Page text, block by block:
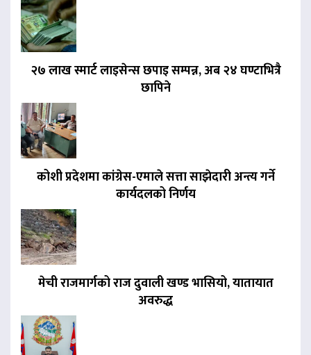
२७ लाख स्मार्ट लाइसेन्स छपाइ सम्पन्न, अब २४ घण्टाभित्रै
छापिने
कोशी प्रदेशमा कांग्रेस-एमाले सत्ता साझेदारी अन्त्य गर्ने
कार्यदलको निर्णय
मेची राजमार्गको राज दुवाली खण्ड भासियो, यातायात
अवरुद्ध